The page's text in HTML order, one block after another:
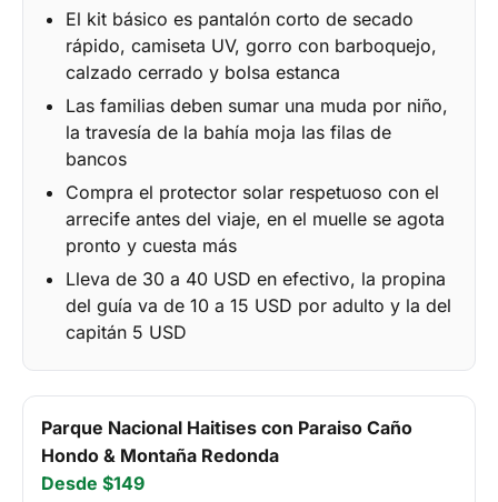
El kit básico es pantalón corto de secado
rápido, camiseta UV, gorro con barboquejo,
calzado cerrado y bolsa estanca
Las familias deben sumar una muda por niño,
la travesía de la bahía moja las filas de
bancos
Compra el protector solar respetuoso con el
arrecife antes del viaje, en el muelle se agota
pronto y cuesta más
Lleva de 30 a 40 USD en efectivo, la propina
del guía va de 10 a 15 USD por adulto y la del
capitán 5 USD
Parque Nacional Haitises con Paraiso Caño
Hondo & Montaña Redonda
Desde $149